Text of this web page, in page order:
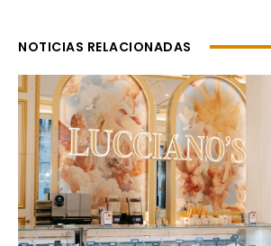
NOTICIAS RELACIONADAS